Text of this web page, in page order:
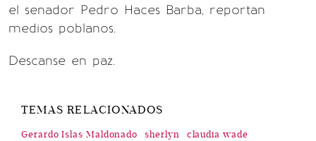
el senador Pedro Haces Barba, reportan
medios poblanos.
Descanse en paz.
TEMAS RELACIONADOS
Gerardo Islas Maldonado sherlyn claudia wade